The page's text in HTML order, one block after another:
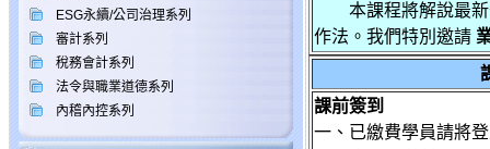
ESG永續/公司治理系列
審計系列
稅務會計系列
法令與職業道德系列
內稽內控系列
本課程將解說最新
作法。我們特別邀請
課前簽到
一、已繳費學員請將